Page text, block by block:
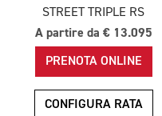
STREET TRIPLE RS
A partire da € 13.095
PRENOTA ONLINE
CONFIGURA RATA